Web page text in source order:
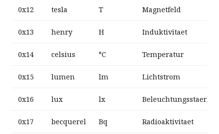
0x12 tesla T Magnetfeld
0x13 henry H Induktivitaet
0x14 celsius °C Temperatur
0x15 lumen lm Lichtstrom
0x16 lux lx Beleuchtungsstaerke
0x17 becquerel Bq Radioaktivitaet